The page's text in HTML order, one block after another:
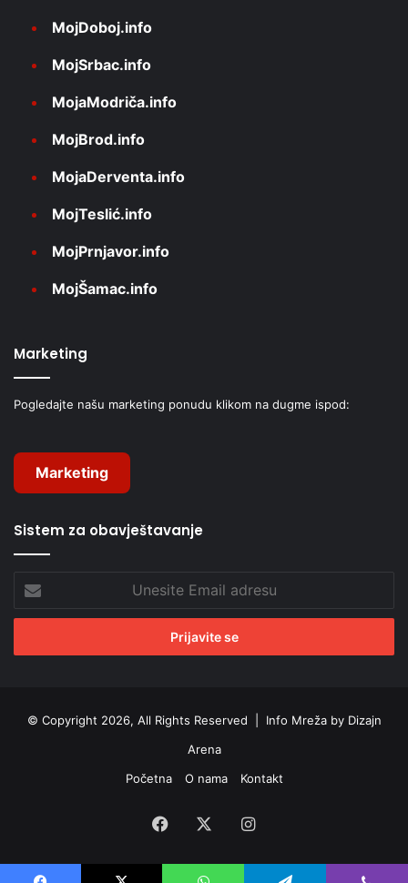
MojDoboj.info
MojSrbac.info
MojaModriča.info
MojBrod.info
MojaDerventa.info
MojTeslić.info
MojPrnjavor.info
MojŠamac.info
Marketing
Pogledajte našu marketing ponudu klikom na dugme ispod:
Marketing
Sistem za obavještavanje
Email
adresu
© Copyright 2026, All Rights Reserved | Info Mreža by Dizajn
Arena
Početna
O nama Kontakt
Facebook Instagram